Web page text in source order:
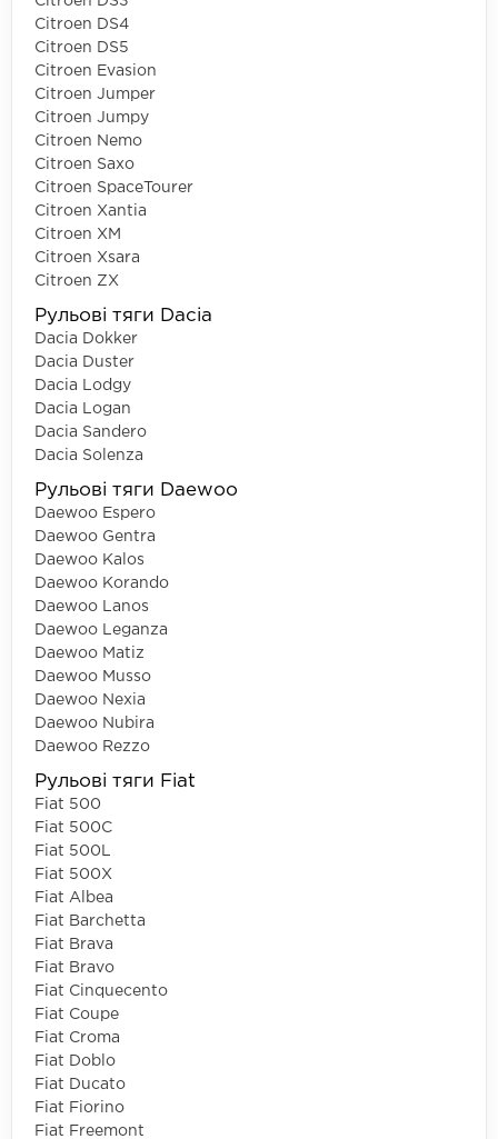
Citroen DS4
Citroen DS5
Citroen Evasion
Citroen Jumper
Citroen Jumpy
Citroen Nemo
Citroen Saxo
Citroen SpaceTourer
Citroen Xantia
Citroen XM
Citroen Xsara
Citroen ZX
Рульові тяги Dacia
Dacia Dokker
Dacia Duster
Dacia Lodgy
Dacia Logan
Dacia Sandero
Dacia Solenza
Рульові тяги Daewoo
Daewoo Espero
Daewoo Gentra
Daewoo Kalos
Daewoo Korando
Daewoo Lanos
Daewoo Leganza
Daewoo Matiz
Daewoo Musso
Daewoo Nexia
Daewoo Nubira
Daewoo Rezzo
Рульові тяги Fiat
Fiat 500
Fiat 500C
Fiat 500L
Fiat 500X
Fiat Albea
Fiat Barchetta
Fiat Brava
Fiat Bravo
Fiat Cinquecento
Fiat Coupe
Fiat Croma
Fiat Doblo
Fiat Ducato
Fiat Fiorino
Fiat Freemont